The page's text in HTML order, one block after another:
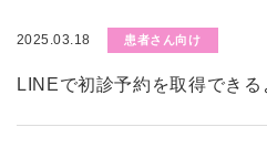
2025.03.18 患者さん向け
LINEで初診予約を取得でき